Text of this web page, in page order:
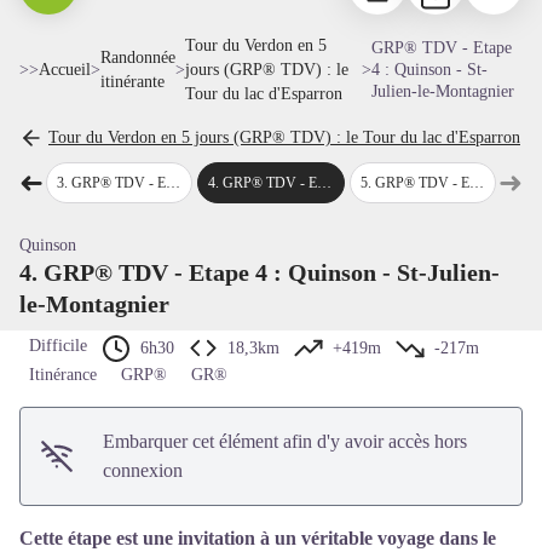
Voir l'image en plein écran
>>Accueil>
Randonnée
itinérante
>
Tour du Verdon en 5
jours (GRP® TDV) : le
Tour du lac d'Esparron
>
GRP® TDV - Etape
4 : Quinson - St-
Julien-le-Montagnier
Tour du Verdon en 5 jours (GRP® TDV) : le Tour du lac d'Esparron
➜Étape précédente
3. GRP® TDV - Etape 3 : Esparron-de-Verdon - Quinson 4.GRP® TDV - Etape 4 : Quinson - St-Julien-le-Montagnier 5. GRP® TDV - Etape 5 : St-Julien-le-Montagnier - Gréoux-les-Bains ➜
Quinson
4. GRP® TDV - Etape 4 : Quinson - St-Julien-
le-Montagnier
Difficile 6h30 18,3km +419m
-217m
Itinérance
GRP® GR®
Embarquer cet élément afin d'y avoir accès hors
connexion
Cette étape est une invitation à un véritable voyage dans le